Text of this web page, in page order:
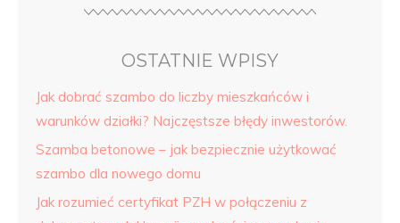
OSTATNIE WPISY
Jak dobrać szambo do liczby mieszkańców i
warunków działki? Najczęstsze błędy inwestorów.
Szamba betonowe – jak bezpiecznie użytkować
szambo dla nowego domu
Jak rozumieć certyfikat PZH w połączeniu z